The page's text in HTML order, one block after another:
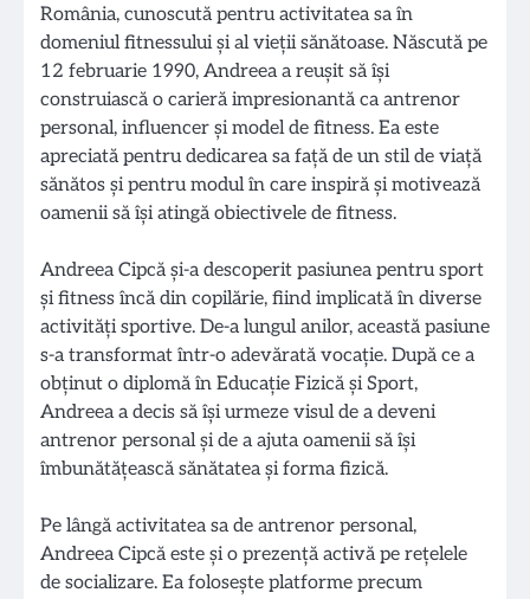
România, cunoscută pentru activitatea sa în
domeniul fitnessului și al vieții sănătoase. Născută pe
12 februarie 1990, Andreea a reușit să își
construiască o carieră impresionantă ca antrenor
personal, influencer și model de fitness. Ea este
apreciată pentru dedicarea sa față de un stil de viață
sănătos și pentru modul în care inspiră și motivează
oamenii să își atingă obiectivele de fitness.
Andreea Cipcă și-a descoperit pasiunea pentru sport
și fitness încă din copilărie, fiind implicată în diverse
activități sportive. De-a lungul anilor, această pasiune
s-a transformat într-o adevărată vocație. După ce a
obținut o diplomă în Educație Fizică și Sport,
Andreea a decis să își urmeze visul de a deveni
antrenor personal și de a ajuta oamenii să își
îmbunătățească sănătatea și forma fizică.
Pe lângă activitatea sa de antrenor personal,
Andreea Cipcă este și o prezență activă pe rețelele
de socializare. Ea folosește platforme precum